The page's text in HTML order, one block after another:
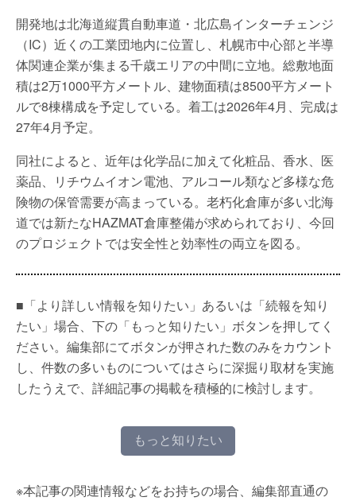
開発地は北海道縦貫自動車道・北広島インターチェンジ
（IC）近くの工業団地内に位置し、札幌市中心部と半導
体関連企業が集まる千歳エリアの中間に立地。総敷地面
積は2万1000平方メートル、建物面積は8500平方メート
ルで8棟構成を予定している。着工は2026年4月、完成は
27年4月予定。
同社によると、近年は化学品に加えて化粧品、香水、医
薬品、リチウムイオン電池、アルコール類など多様な危
険物の保管需要が高まっている。老朽化倉庫が多い北海
道では新たなHAZMAT倉庫整備が求められており、今回
のプロジェクトでは安全性と効率性の両立を図る。
■「より詳しい情報を知りたい」あるいは「続報を知り
たい」場合、下の「もっと知りたい」ボタンを押してく
ださい。編集部にてボタンが押された数のみをカウント
し、件数の多いものについてはさらに深掘り取材を実施
したうえで、詳細記事の掲載を積極的に検討します。
もっと知りたい
※本記事の関連情報などをお持ちの場合、編集部直通の